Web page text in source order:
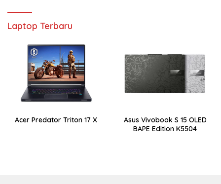
Laptop Terbaru
Acer Predator Triton 17 X
Asus Vivobook S 15 OLED
BAPE Edition K5504